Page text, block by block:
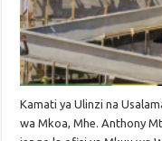
Kamati ya Ulinzi na
wa Mkoa, Mhe. Anthony